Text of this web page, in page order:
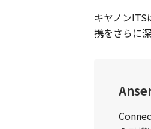
キヤノン
携をさらに